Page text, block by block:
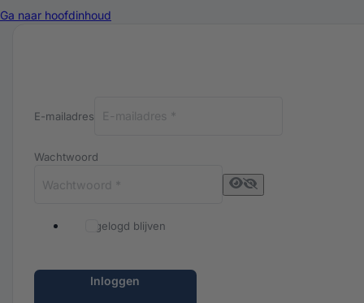
Ga naar hoofdinhoud
Inloggen bij Luxuriq
E-mailadres
Wachtwoord
Ingelogd blijven
Inloggen